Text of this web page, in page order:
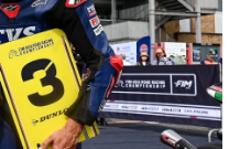
impiannya untuk
dalam acara e-sukan
di pentas sukan